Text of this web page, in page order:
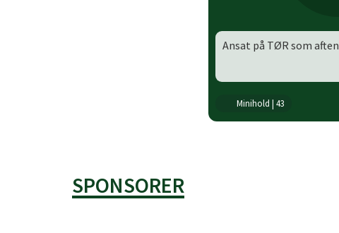
Ansat på TØR som aften
Minihold | 43
SPONSORER